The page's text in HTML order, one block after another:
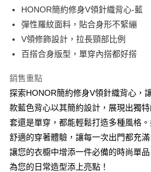
街口支付
悠遊付
Google Pay
ATM付款
運送方式
全家取貨付款 -訂單滿 $2000 元即享
$80 元物流費用。
每筆NT$80，滿NT$2,000(含以上)免
HONOR簡約修身V領針織背心-藍
彈性羅紋面料，貼合身形不緊繃
V領修飾設計，拉長頸部比例
百搭合身版型，單穿內搭都好搭
銷售重點
探索HONOR簡約修身V領針織背心，
款藍色背心以其簡約設計，展現出獨
套還是單穿，都能輕鬆打造多種風格
舒適的穿著體驗，讓每一次出門都充
讓您的衣櫥中增添一件必備的時尚單
為您的日常造型添上亮點！